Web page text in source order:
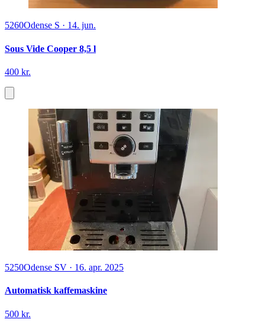
5260Odense S · 14. jun.
Sous Vide Cooper 8,5 l
400 kr.
5250Odense SV · 16. apr. 2025
Automatisk kaffemaskine
500 kr.